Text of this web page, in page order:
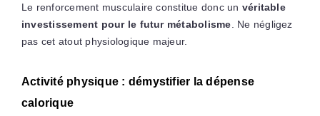
Le renforcement musculaire constitue donc un véritable
investissement pour le futur métabolisme . Ne négligez
pas cet atout physiologique majeur.
Activité physique : démystifier la dépense
calorique